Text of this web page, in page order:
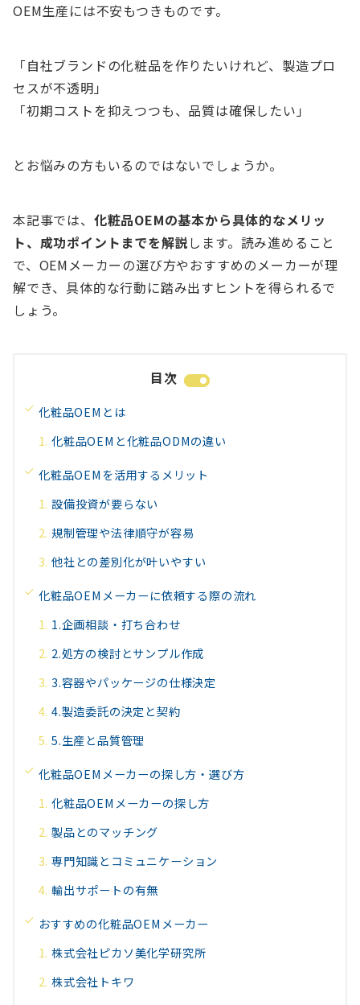
OEM生産には不安もつきものです。
「自社ブランドの化粧品を作りたいけれど、製造プロ
セスが不透明」
「初期コストを抑えつつも、品質は確保したい」
とお悩みの方もいるのではないでしょうか。
本記事では、 化粧品OEMの基本から具体的なメリッ
ト、成功ポイントまでを解説します。読み進めること
で、OEMメーカーの選び方やおすすめのメーカーが理
解でき、具体的な行動に踏み出すヒントを得られるで
しょう。
目次
化粧品OEMとは
化粧品OEMと化粧品ODMの違い
化粧品OEMを活用するメリット
設備投資が要らない
規制管理や法律順守が容易
他社との差別化が叶いやすい
化粧品OEMメーカーに依頼する際の流れ
1.企画相談・打ち合わせ
2.処方の検討とサンプル作成
3.容器やパッケージの仕様決定
4.製造委託の決定と契約
5.生産と品質管理
化粧品OEMメーカーの探し方・選び方
化粧品OEMメーカーの探し方
製品とのマッチング
専門知識とコミュニケーション
輸出サポートの有無
おすすめの化粧品OEMメーカー
株式会社ピカソ美化学研究所
株式会社トキワ